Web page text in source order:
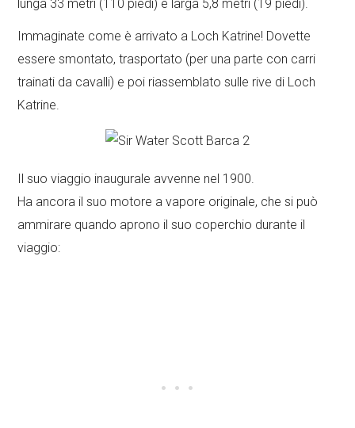
lunga 33 metri (110 piedi) e larga 5,8 metri (19 piedi).
Immaginate come è arrivato a Loch Katrine! Dovette
essere smontato, trasportato (per una parte con carri
trainati da cavalli) e poi riassemblato sulle rive di Loch
Katrine.
Il suo viaggio inaugurale avvenne nel 1900.
Ha ancora il suo motore a vapore originale, che si può
ammirare quando aprono il suo coperchio durante il
viaggio: